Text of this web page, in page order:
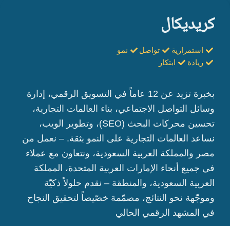
كريديكال
استمرارية تواصل
نمو
ريادة
ابتكار
بخبرة تزيد عن 12 عاماً في التسويق الرقمي، إدارة
وسائل التواصل الاجتماعي، بناء العالمات التجارية،
تحسين محركات البحث (SEO)، وتطوير الويب،
نساعد العالمات التجارية على النمو بثقة. – نعمل من
مصر والمملكة العربية السعودية، ونتعاون مع عملاء
في جميع أنحاء الإمارات العربية المتحدة، المملكة
العربية السعودية، والمنطقة – نقدم حلولاً ذكيّة
وموجّهة نحو النتائج، مصمّمة خصّيصاً لتحقيق النجاح
في المشهد الرقمي الحالي